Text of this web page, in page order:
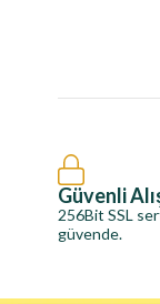
Güvenli
256Bit SSL
güvende.